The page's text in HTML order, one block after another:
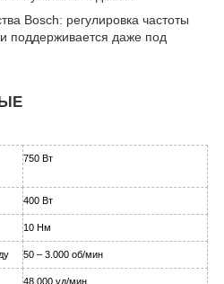
Bosch: регулировка частоты
поддерживается даже под
750 Вт
400 Вт
10 Нм
50 – 3.000 об/мин
48.000 уд/мин